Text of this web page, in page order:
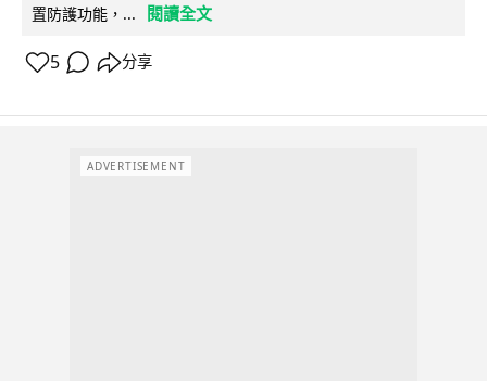
置防護功能，...
閱讀全文
5 分享
ADVERTISEMENT